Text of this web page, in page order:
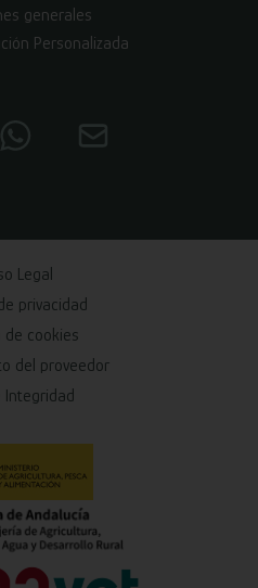
generales
Personalizada
Legal
privacidad
de cookies
del proveedor
Integridad